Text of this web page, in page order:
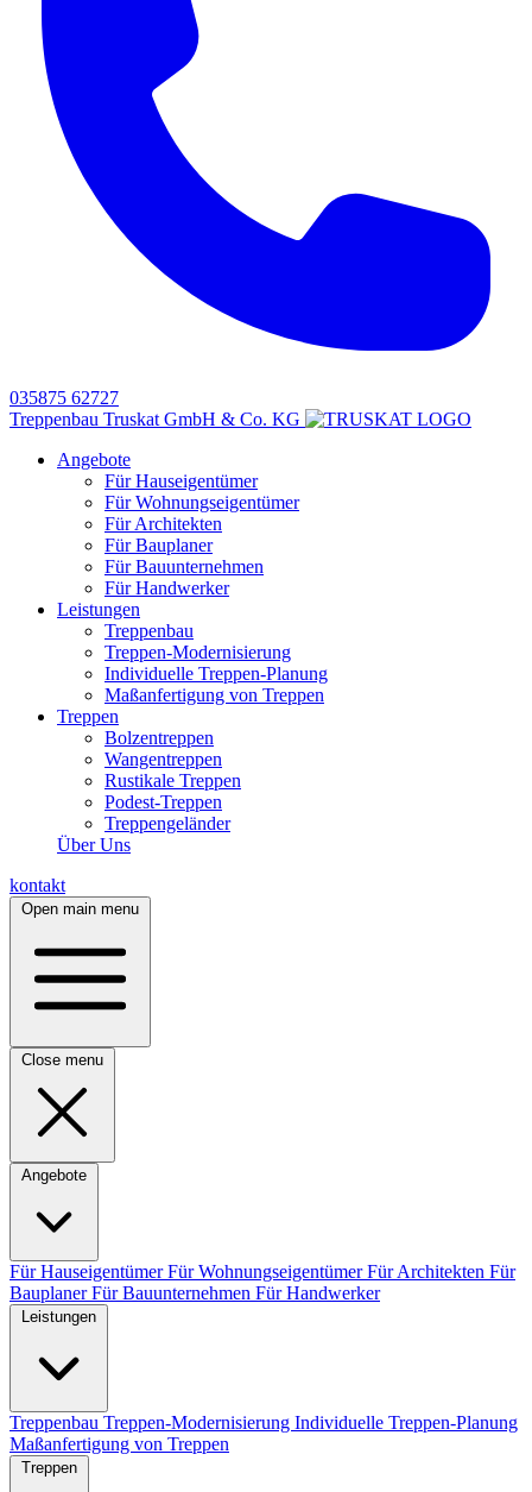
035875 62727
Treppenbau Truskat GmbH & Co. KG
Angebote
Für Hauseigentümer
Für Wohnungseigentümer
Für Architekten
Für Bauplaner
Für Bauunternehmen
Für Handwerker
Leistungen
Treppenbau
Treppen-Modernisierung
Individuelle Treppen-Planung
Maßanfertigung von Treppen
Treppen
Bolzentreppen
Wangentreppen
Rustikale Treppen
Podest-Treppen
Treppengeländer
Über Uns
kontakt
Open main menu
Close menu
Angebote
Für HauseigentümerFür WohnungseigentümerFür Architekten Für
BauplanerFür Bauunternehmen Für Handwerker
Leistungen
Treppenbau Treppen-Modernisierung Individuelle Treppen-Planung
Maßanfertigung von Treppen
Treppen